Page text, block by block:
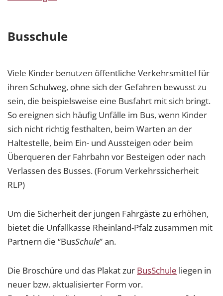
Busschule
Viele Kinder benutzen öffentliche Verkehrsmittel für
ihren Schulweg, ohne sich der Gefahren bewusst zu
sein, die beispielsweise eine Busfahrt mit sich bringt.
So ereignen sich häufig Unfälle im Bus, wenn Kinder
sich nicht richtig festhalten, beim Warten an der
Haltestelle, beim Ein- und Aussteigen oder beim
Überqueren der Fahrbahn vor Besteigen oder nach
Verlassen des Busses. (Forum Verkehrssicherheit
RLP)
Um die Sicherheit der jungen Fahrgäste zu erhöhen,
bietet die Unfallkasse Rheinland-Pfalz zusammen mit
Partnern die “BusSchule” an.
Die Broschüre und das Plakat zur BusSchule liegen in
neuer bzw. aktualisierter Form vor.